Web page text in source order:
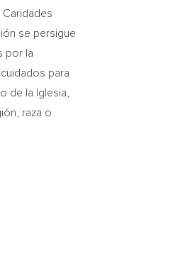
se persigue
por la
para
de la Iglesia
raza o